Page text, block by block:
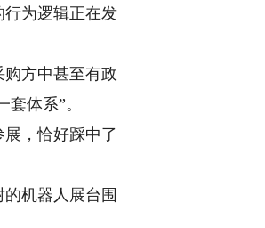
为逻辑正在发
方中甚至有政
体系”。
，恰好踩中了
机器人展台围